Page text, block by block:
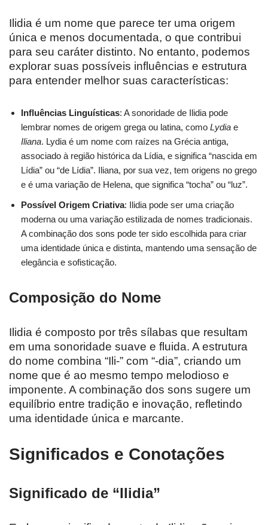
Ilidia é um nome que parece ter uma origem
única e menos documentada, o que contribui
para seu caráter distinto. No entanto, podemos
explorar suas possíveis influências e estrutura
para entender melhor suas características:
Influências Linguísticas: A sonoridade de Ilidia pode
lembrar nomes de origem grega ou latina, como Lydia e
Iliana. Lydia é um nome com raízes na Grécia antiga,
associado à região histórica da Lídia, e significa “nascida em
Lídia” ou “de Lídia”. Iliana, por sua vez, tem origens no grego
e é uma variação de Helena, que significa “tocha” ou “luz”.
Possível Origem Criativa: Ilidia pode ser uma criação
moderna ou uma variação estilizada de nomes tradicionais.
A combinação dos sons pode ter sido escolhida para criar
uma identidade única e distinta, mantendo uma sensação de
elegância e sofisticação.
Composição do Nome
Ilidia é composto por três sílabas que resultam
em uma sonoridade suave e fluida. A estrutura
do nome combina “Ili-” com “-dia”, criando um
nome que é ao mesmo tempo melodioso e
imponente. A combinação dos sons sugere um
equilíbrio entre tradição e inovação, refletindo
uma identidade única e marcante.
Significados e Conotações
Significado de “Ilidia”